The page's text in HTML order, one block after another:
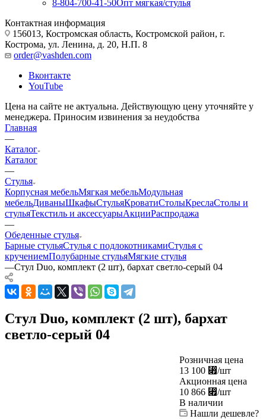
8-804-700-41-50Опт мягкая/стулья
Контактная информация
156013, Костромская область, Костромской район, г.
Кострома, ул. Ленина, д. 20, Н.П. 8
order@vashden.com
Вконтакте
YouTube
Цена на сайте не актуальна. Действующую цену уточняйте у
менеджера. Приносим извинения за неудобства
Главная
—
Каталог
Каталог
—
Стулья
Корпусная мебельМягкая мебельМодульная
мебельДиваныШкафыСтульяКроватиСтолыКреслаСтолы и
стульяТекстиль и аксессуарыАкцииРаспродажа
—
Обеденные стулья
Барные стульяСтулья с подлокотникамиСтулья с
кручениемПолубарные стульяМягкие стулья
—Стул Duo, комплект (2 шт), бархат светло-серый 04
Стул Duo, комплект (2 шт), бархат
светло-серый 04
Розничная цена
13 100 ⃏/шт
Акционная цена
10 866 ⃏/шт
В наличии
Нашли дешевле?